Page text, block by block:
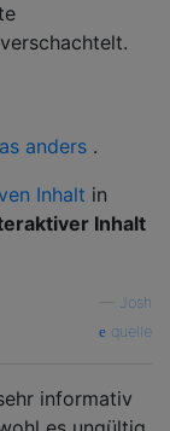
anders .
Inhalt in
Inhalt
Josh
quelle
informativ